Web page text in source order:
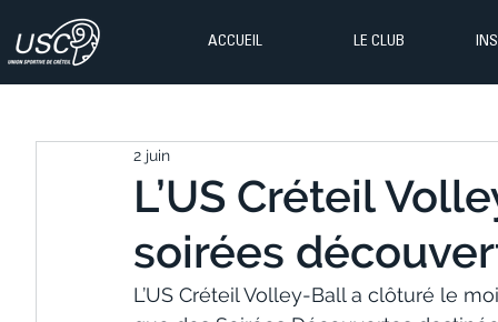
ACCUEIL LE CLUB
L’US Créteil
soirées
2 juin
L’US Créteil Volley-Ball a clôturé le